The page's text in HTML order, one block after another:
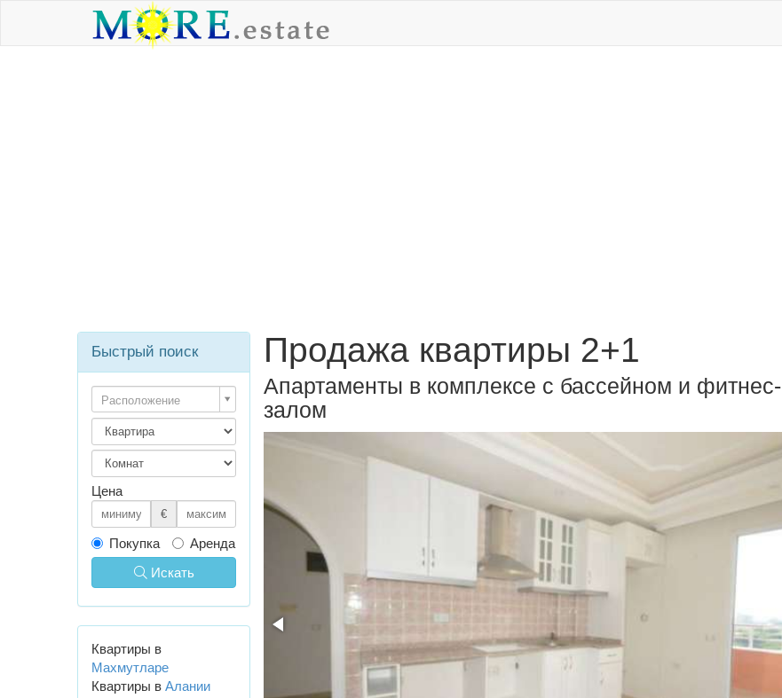
Продажа квартиры 2+1
Апартаменты в комплексе с бассейном и фитнес-
залом
Быстрый поиск
Расположение
Цена
€
Покупка
Аренда
Искать
Квартиры в
Махмутларе
Квартиры в Алании